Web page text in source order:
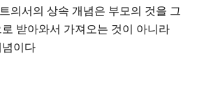
의서의 상속 개념은 부모의 것을 그
받아와서 가져오는 것이 아니라
이다